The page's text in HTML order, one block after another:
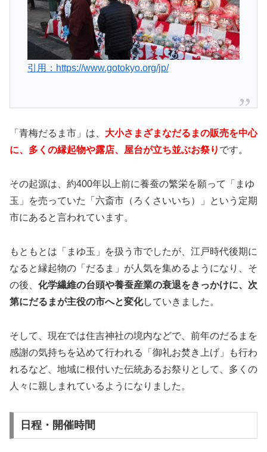
引用：https://www.gotokyo.org/jp/
「青梅だるま市」は、 大小さまざまなだるまの販売を中心
に、多くの縁起物や露店、屋台が立ち並ぶお祭り です。
その起源は、約400年以上前に養蚕の繁栄を願って「まゆ
玉」を売っていた「六斎市（ろくさいいち）」という定期
市にあると言われています。
もともとは「まゆ玉」を扱う市でしたが、江戸時代後期に
なると縁起物の「だるま」が人気を集めるようになり、そ
の後、 化学繊維の台頭や養蚕産業の衰退をきっかけに、次
第にだるまが主役の市へと変化していきました。
そして、現在では住吉神社の境内などで、前年のだるまを
感謝の気持ちを込めて行われる「御礼お焚き上げ」も行わ
れるなど、地域に根付いた伝統あるお祭りとして、多くの
人々に親しまれているようになりました。
日程・開催時間